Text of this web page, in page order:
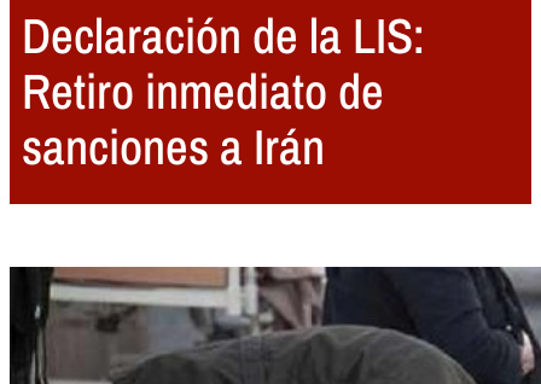
Declaración de la LIS:
Retiro inmediato de
sanciones a Irán